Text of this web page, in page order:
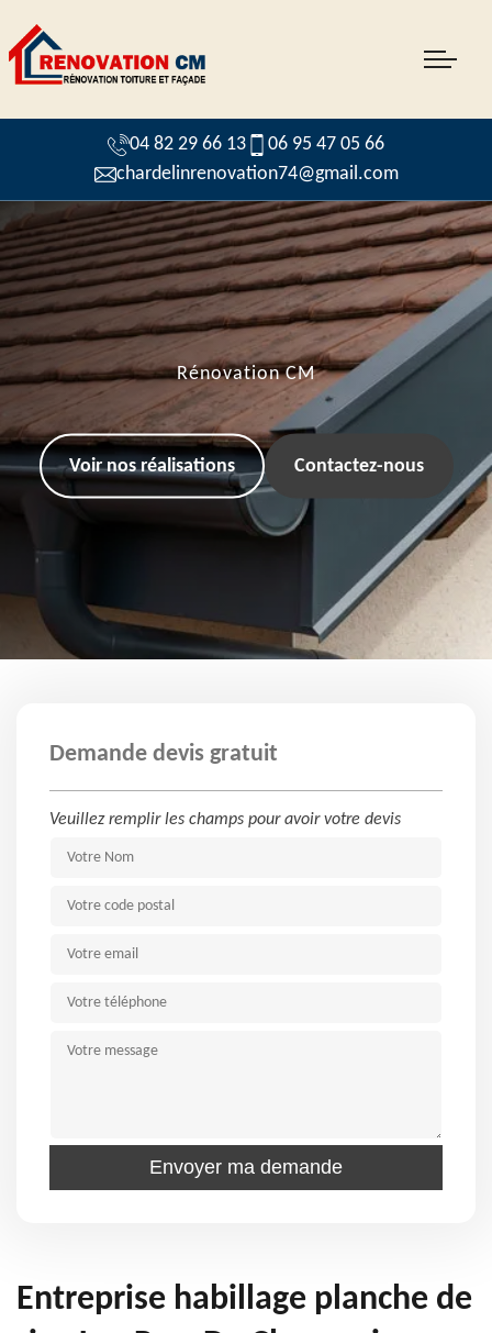
04 82 29 66 13
06 95 47 05 66
chardelinrenovation74@gmail.com
Rénovation CM
Voir nos réalisations Contactez-nous
Demande devis gratuit
Veuillez remplir les champs pour avoir votre devis
Entreprise habillage planche de